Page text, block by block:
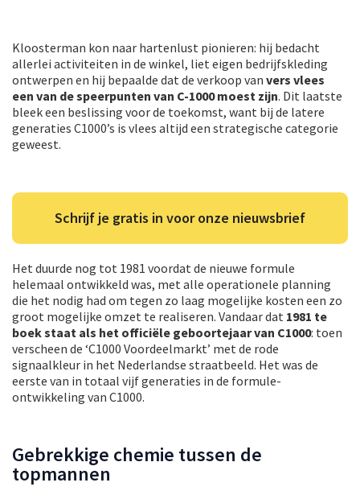
Kloosterman kon naar hartenlust pionieren: hij bedacht
allerlei activiteiten in de winkel, liet eigen bedrijfskleding
ontwerpen en hij bepaalde dat de verkoop van vers vlees
een van de speerpunten van C-1000 moest zijn. Dit laatste
bleek een beslissing voor de toekomst, want bij de latere
generaties C1000’s is vlees altijd een strategische categorie
geweest.
Schrijf je gratis in voor onze nieuwsbrief
Het duurde nog tot 1981 voordat de nieuwe formule
helemaal ontwikkeld was, met alle operationele planning
die het nodig had om tegen zo laag mogelijke kosten een zo
groot mogelijke omzet te realiseren. Vandaar dat 1981 te
boek staat als het officiële geboortejaar van C1000: toen
verscheen de ‘C1000 Voordeelmarkt’ met de rode
signaalkleur in het Nederlandse straatbeeld. Het was de
eerste van in totaal vijf generaties in de formule-
ontwikkeling van C1000.
Gebrekkige chemie tussen de
topmannen